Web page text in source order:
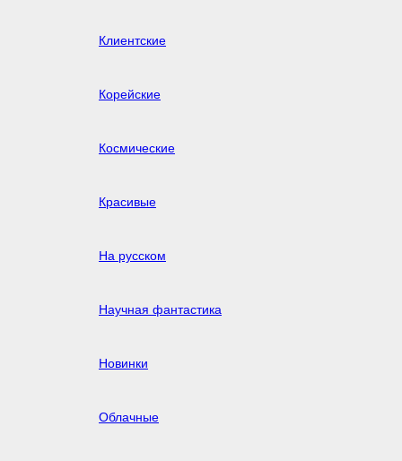
Клиентские
Корейские
Космические
Красивые
На русском
Научная фантастика
Новинки
Облачные